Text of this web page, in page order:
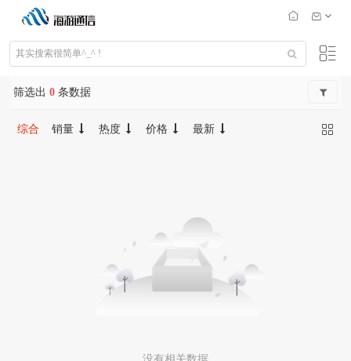
筛选出 0 条数据
综合 销量 热度 价格 最新